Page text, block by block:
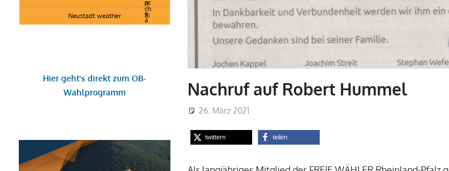
Nachruf auf Robert Hummel
26. März 2021
twittern teilen
Neustadt weather
Hier geht's direkt zum OB-
Wahlprogramm